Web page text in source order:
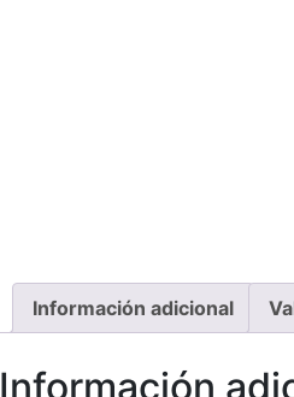
Información adicional
Información